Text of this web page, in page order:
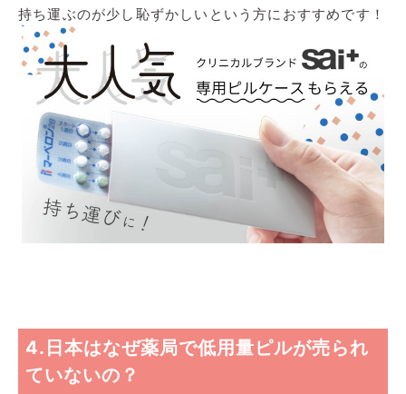
持ち運ぶのが少し恥ずかしいという方におすすめです！
4.日本はなぜ薬局で低用量ピルが売られ
ていないの？